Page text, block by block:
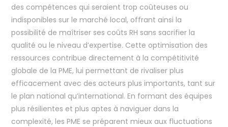
des compétences qui seraient trop coûteuses ou
indisponibles sur le marché local, offrant ainsi la
possibilité de maîtriser ses coûts RH sans sacrifier la
qualité ou le niveau d’expertise. Cette optimisation des
ressources contribue directement à la compétitivité
globale de la PME, lui permettant de rivaliser plus
efficacement avec des acteurs plus importants, tant sur
le plan national qu’international. En formant des équipes
plus résilientes et plus aptes à naviguer dans la
complexité, les PME se préparent mieux aux fluctuations